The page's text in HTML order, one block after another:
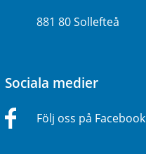
881 80 Sollefteå
Sociala medier
Följ oss på Facebook